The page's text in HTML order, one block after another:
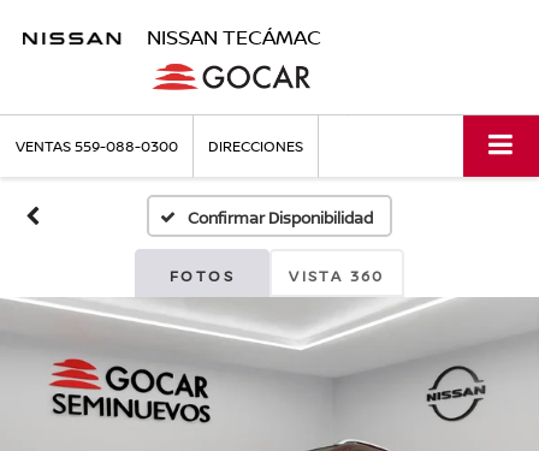
NISSAN TECÁMAC
VENTAS559-088-0300 DIRECCIONES
Confirmar Disponibilidad
FOTOS VISTA 360